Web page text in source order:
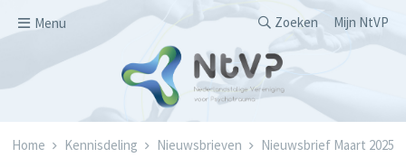
Menu
Secondary
Zoeken Mijn NtVP
Kruimelpad
Home Kennisdeling Nieuwsbrieven Nieuwsbrief Maart 2025